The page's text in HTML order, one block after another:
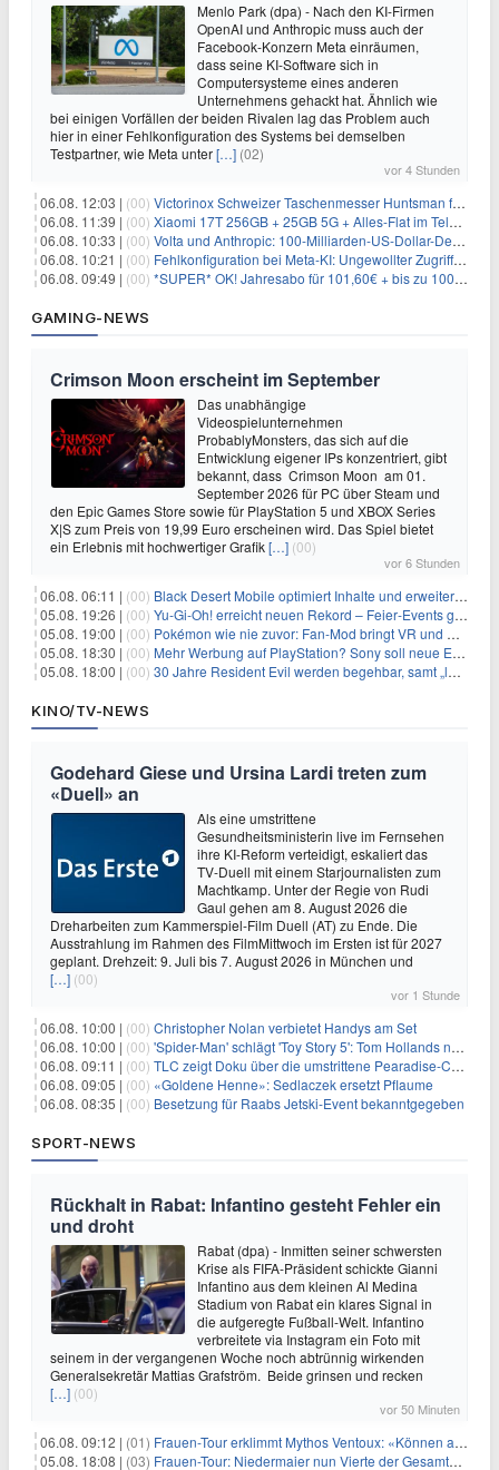
Menlo Park (dpa) - Nach den KI-Firmen
OpenAI und Anthropic muss auch der
Facebook-Konzern Meta einräumen,
dass seine KI-Software sich in
Computersysteme eines anderen
Unternehmens gehackt hat. Ähnlich wie
bei einigen Vorfällen der beiden Rivalen lag das Problem auch
hier in einer Fehlkonfiguration des Systems bei demselben
Testpartner, wie Meta unter[…] (02)
vor 4 Stunden
06.08. 12:03 | (00) Victorinox Schweizer Taschenmesser Huntsman für 32,99€
06.08. 11:39 | (00) Xiaomi 17T 256GB + 25GB 5G + Alles-Flat im Telekom-Netz für 9,99€/Monat
06.08. 10:33 | (00) Volta und Anthropic: 100-Milliarden-US-Dollar-Deal für KI-Rechenleistung
06.08. 10:21 | (00) Fehlkonfiguration bei Meta-KI: Ungewollter Zugriff auf fremde Systeme
06.08. 09:49 | (00) *SUPER* OK! Jahresabo für 101,60€ + bis zu 100€ Prämie
GAMING-NEWS
Crimson Moon erscheint im September
Das unabhängige
Videospielunternehmen
ProbablyMonsters, das sich auf die
Entwicklung eigener IPs konzentriert, gibt
bekannt, dass Crimson Moon am 01.
September 2026 für PC über Steam und
den Epic Games Store sowie für PlayStation 5 und XBOX Series
X|S zum Preis von 19,99 Euro erscheinen wird. Das Spiel bietet
ein Erlebnis mit hochwertiger Grafik[…] (00)
vor 6 Stunden
06.08. 06:11 | (00) Black Desert Mobile optimiert Inhalte und erweitert Treasure Access
05.08. 19:26 | (00) Yu‑Gi‑Oh! erreicht neuen Rekord – Feier‑Events gestartet
05.08. 19:00 | (00) Pokémon wie nie zuvor: Fan-Mod bringt VR und Ego-Perspektive nach Kanto
05.08. 18:30 | (00) Mehr Werbung auf PlayStation? Sony soll neue Einnahmequellen prüfen
05.08. 18:00 | (00) 30 Jahre Resident Evil werden begehbar, samt „lebensgroßem Leon“
KINO/TV-NEWS
Godehard Giese und Ursina Lardi treten zum
«Duell» an
Als eine umstrittene
Gesundheitsministerin live im Fernsehen
ihre KI-Reform verteidigt, eskaliert das
TV-Duell mit einem Starjournalisten zum
Machtkamp. Unter der Regie von Rudi
Gaul gehen am 8. August 2026 die
Dreharbeiten zum Kammerspiel-Film Duell (AT) zu Ende. Die
Ausstrahlung im Rahmen des FilmMittwoch im Ersten ist für 2027
geplant. Drehzeit: 9. Juli bis 7. August 2026 in München und
[…] (00)
vor 1 Stunde
06.08. 10:00 | (00) Christopher Nolan verbietet Handys am Set
06.08. 10:00 | (00) 'Spider-Man' schlägt 'Toy Story 5': Tom Hollands neuer Film bricht alle Rekorde
06.08. 09:11 | (00) TLC zeigt Doku über die umstrittene Pearadise-Community
06.08. 09:05 | (00) «Goldene Henne»: Sedlaczek ersetzt Pflaume
06.08. 08:35 | (00) Besetzung für Raabs Jetski-Event bekanntgegeben
SPORT-NEWS
Rückhalt in Rabat: Infantino gesteht Fehler ein
und droht
Rabat (dpa) - Inmitten seiner schwersten
Krise als FIFA-Präsident schickte Gianni
Infantino aus dem kleinen Al Medina
Stadium von Rabat ein klares Signal in
die aufgeregte Fußball-Welt. Infantino
verbreitete via Instagram ein Foto mit
seinem in der vergangenen Woche noch abtrünnig wirkenden
Generalsekretär Mattias Grafström. Beide grinsen und recken
[…] (00)
vor 50 Minuten
06.08. 09:12 | (01) Frauen-Tour erklimmt Mythos Ventoux: «Können alles schaffen»
05.08. 18:08 | (03) Frauen-Tour: Niedermaier nun Vierte der Gesamtwertung